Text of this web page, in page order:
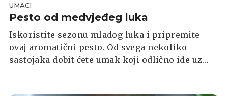
UMACI
Pesto od medvjeđeg luka
Iskoristite sezonu mladog luka i pripremite
ovaj aromatični pesto. Od svega nekoliko
sastojaka dobit ćete umak koji odlično ide uz